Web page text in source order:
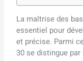
La maîtrise des
essentiel pour
et précise. Parmi
30 se distingue